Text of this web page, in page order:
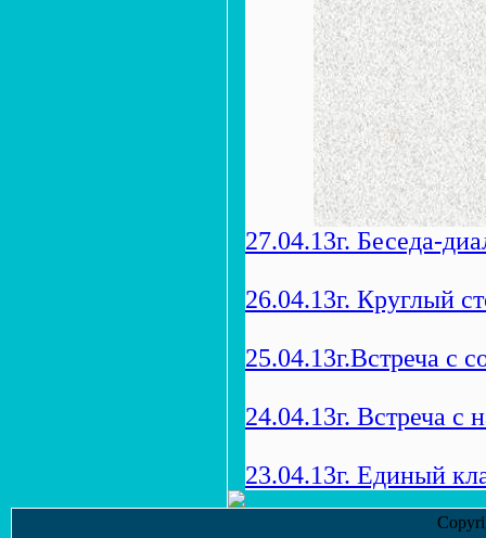
27.04.13г. Беседа-
26.04.13г. Круглый
25.04.13г.Встреча с
24.04.13г. Встреча с
23.04.13г. Единый